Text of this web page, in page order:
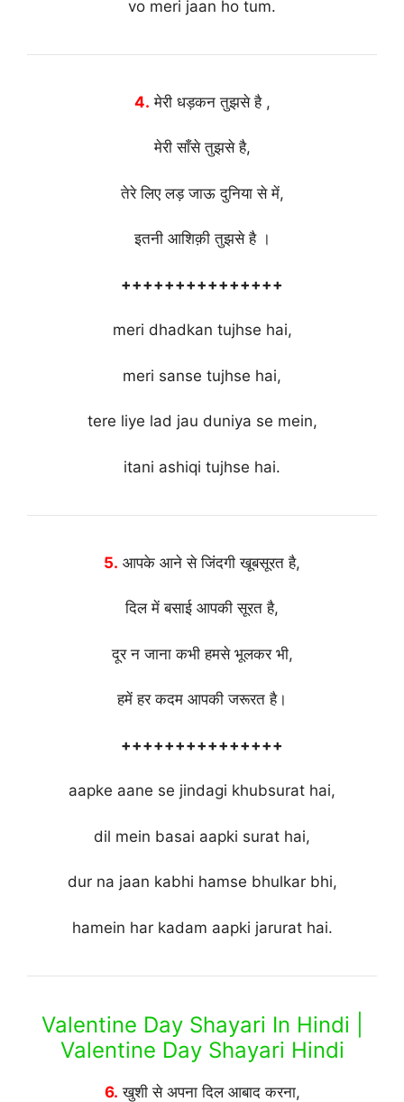
vo meri jaan ho tum.
4. मेरी धड़कन तुझसे है ,
मेरी साँसे तुझसे है,
तेरे लिए लड़ जाऊ दुनिया से में,
इतनी आशिक़ी तुझसे है ।
+++++++++++++++
meri dhadkan tujhse hai,
meri sanse tujhse hai,
tere liye lad jau duniya se mein,
itani ashiqi tujhse hai.
5. आपके आने से जिंदगी खूबसूरत है,
दिल में बसाई आपकी सूरत है,
दूर न जाना कभी हमसे भूलकर भी,
हमें हर कदम आपकी जरूरत है।
+++++++++++++++
aapke aane se jindagi khubsurat hai,
dil mein basai aapki surat hai,
dur na jaan kabhi hamse bhulkar bhi,
hamein har kadam aapki jarurat hai.
Valentine Day Shayari In Hindi |
Valentine Day Shayari Hindi
6. खुशी से अपना दिल आबाद करना,